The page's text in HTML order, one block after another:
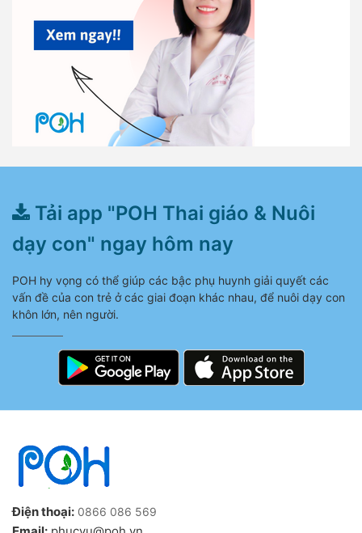
Tải app "POH Thai giáo & Nuôi
dạy con" ngay hôm nay
POH hy vọng có thể giúp các bậc phụ huynh giải quyết các
vấn đề của con trẻ ở các giai đoạn khác nhau, để nuôi dạy con
khôn lớn, nên người.
Điện thoại: 0866 086 569